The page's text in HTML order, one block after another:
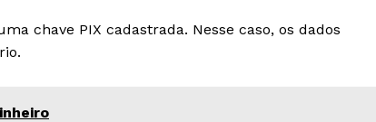
chave PIX cadastrada. Nesse caso, os dados